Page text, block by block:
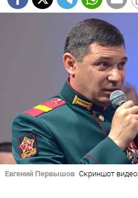
Евгений Первышов Скриншот видео